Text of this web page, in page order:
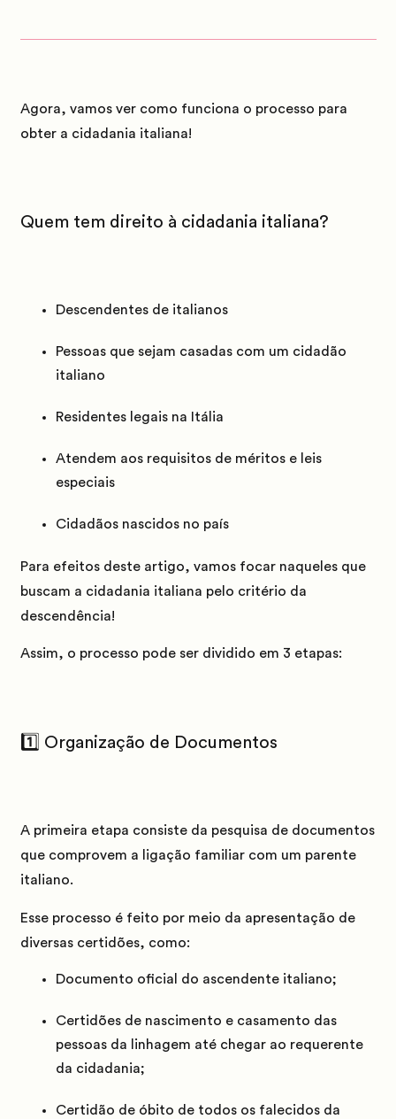
Agora, vamos ver como funciona o processo para
obter a cidadania italiana!
Quem tem direito à cidadania italiana?
Descendentes de italianos
Pessoas que sejam casadas com um cidadão
italiano
Residentes legais na Itália
Atendem aos requisitos de méritos e leis
especiais
Cidadãos nascidos no país
Para efeitos deste artigo, vamos focar naqueles que
buscam a cidadania italiana pelo critério da
descendência!
Assim, o processo pode ser dividido em 3 etapas:
1️⃣ Organização de Documentos
A primeira etapa consiste da pesquisa de documentos
que comprovem a ligação familiar com um parente
italiano.
Esse processo é feito por meio da apresentação de
diversas certidões, como:
Documento oficial do ascendente italiano;
Certidões de nascimento e casamento das
pessoas da linhagem até chegar ao requerente
da cidadania;
Certidão de óbito de todos os falecidos da